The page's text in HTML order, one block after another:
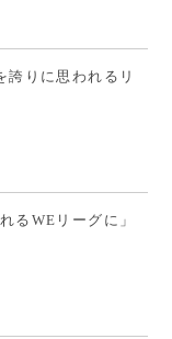
誇りに思われるリ
るWEリーグに」